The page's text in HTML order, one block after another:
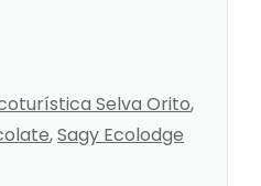
Selva Orito,
,Sagy Ecolodge